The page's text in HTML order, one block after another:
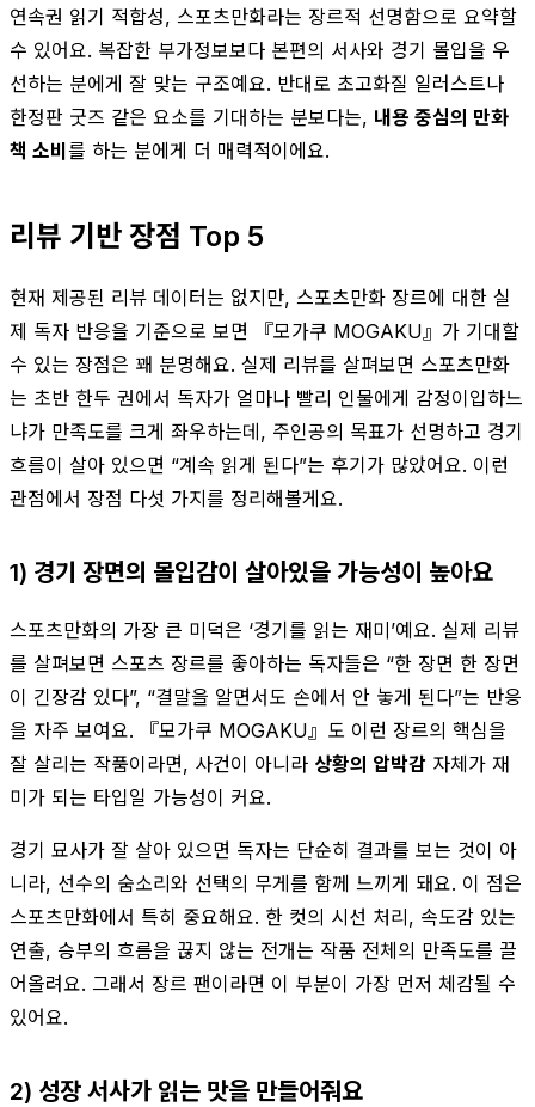
연속권 읽기 적합성, 스포츠만화라는 장르적 선명함으로 요약할
수 있어요. 복잡한 부가정보보다 본편의 서사와 경기 몰입을 우
선하는 분에게 잘 맞는 구조예요. 반대로 초고화질 일러스트나
한정판 굿즈 같은 요소를 기대하는 분보다는, 내용 중심의 만화
책 소비를 하는 분에게 더 매력적이에요.
리뷰 기반 장점 Top 5
현재 제공된 리뷰 데이터는 없지만, 스포츠만화 장르에 대한 실
제 독자 반응을 기준으로 보면 『모가쿠 MOGAKU』가 기대할
수 있는 장점은 꽤 분명해요. 실제 리뷰를 살펴보면 스포츠만화
는 초반 한두 권에서 독자가 얼마나 빨리 인물에게 감정이입하느
냐가 만족도를 크게 좌우하는데, 주인공의 목표가 선명하고 경기
흐름이 살아 있으면 “계속 읽게 된다”는 후기가 많았어요. 이런
관점에서 장점 다섯 가지를 정리해볼게요.
1) 경기 장면의 몰입감이 살아있을 가능성이 높아요
스포츠만화의 가장 큰 미덕은 ‘경기를 읽는 재미’예요. 실제 리뷰
를 살펴보면 스포츠 장르를 좋아하는 독자들은 “한 장면 한 장면
이 긴장감 있다”, “결말을 알면서도 손에서 안 놓게 된다”는 반응
을 자주 보여요. 『모가쿠 MOGAKU』도 이런 장르의 핵심을
잘 살리는 작품이라면, 사건이 아니라 상황의 압박감 자체가 재
미가 되는 타입일 가능성이 커요.
경기 묘사가 잘 살아 있으면 독자는 단순히 결과를 보는 것이 아
니라, 선수의 숨소리와 선택의 무게를 함께 느끼게 돼요. 이 점은
스포츠만화에서 특히 중요해요. 한 컷의 시선 처리, 속도감 있는
연출, 승부의 흐름을 끊지 않는 전개는 작품 전체의 만족도를 끌
어올려요. 그래서 장르 팬이라면 이 부분이 가장 먼저 체감될 수
있어요.
2) 성장 서사가 읽는 맛을 만들어줘요